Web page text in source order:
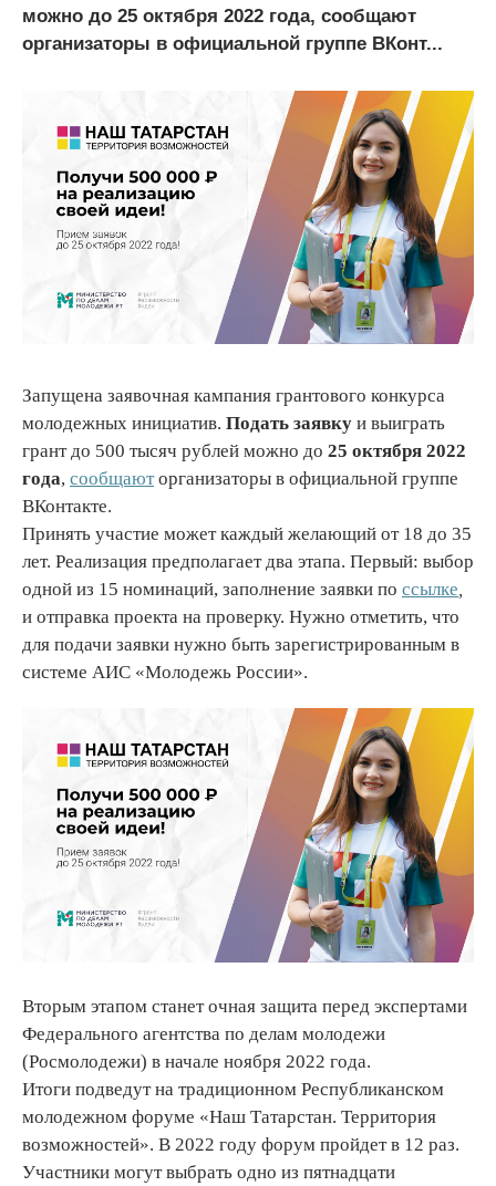
можно до 25 октября 2022 года, сообщают
организаторы в официальной группе ВКонт...
Запущена заявочная кампания грантового конкурса
молодежных инициатив. Подать заявку и выиграть
грант до 500 тысяч рублей можно до 25 октября 2022
года, сообщаюторганизаторы в официальной группе
ВКонтакте.
Принять участие может каждый желающий от 18 до 35
лет. Реализация предполагает два этапа. Первый: выбор
одной из 15 номинаций, заполнение заявки по ссылке,
и отправка проекта на проверку. Нужно отметить, что
для подачи заявки нужно быть зарегистрированным в
системе АИС «Молодежь России».
Вторым этапом станет очная защита перед экспертами
Федерального агентства по делам молодежи
(Росмолодежи) в начале ноября 2022 года.
Итоги подведут на традиционном Республиканском
молодежном форуме «Наш Татарстан. Территория
возможностей». В 2022 году форум пройдет в 12 раз.
Участники могут выбрать одно из пятнадцати